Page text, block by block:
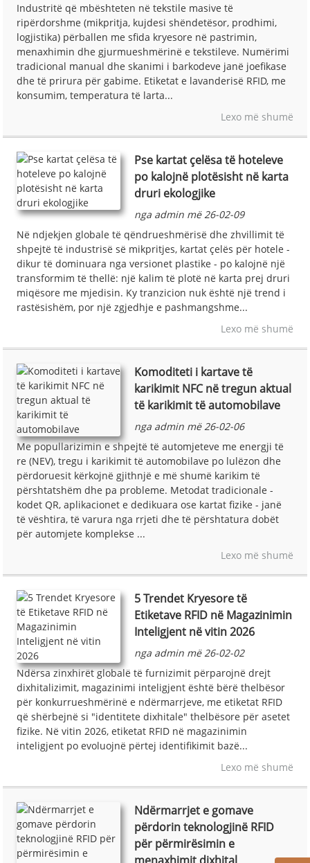
Industritë që mbështeten në tekstile masive të
ripërdorshme (mikpritja, kujdesi shëndetësor, prodhimi,
logjistika) përballen me sfida kryesore në pastrimin,
menaxhimin dhe gjurmueshmërinë e tekstileve. Numërimi
tradicional manual dhe skanimi i barkodeve janë joefikase
dhe të prirura për gabime. Etiketat e lavanderisë RFID, me
konsumim, temperatura të larta...
Lexo më shumë
Pse kartat çelësa të hoteleve
po kalojnë plotësisht në karta
druri ekologjike
nga admin më 26-02-09
Në ndjekjen globale të qëndrueshmërisë dhe zhvillimit të
shpejtë të industrisë së mikpritjes, kartat çelës për hotele -
dikur të dominuara nga versionet plastike - po kalojnë një
transformim të thellë: një kalim të plotë në karta prej druri
miqësore me mjedisin. Ky tranzicion nuk është një trend i
rastësishëm, por një zgjedhje e pashmangshme...
Lexo më shumë
Komoditeti i kartave të
karikimit NFC në tregun aktual
të karikimit të automobilave
nga admin më 26-02-06
Me popullarizimin e shpejtë të automjeteve me energji të
re (NEV), tregu i karikimit të automobilave po lulëzon dhe
përdoruesit kërkojnë gjithnjë e më shumë karikim të
përshtatshëm dhe pa probleme. Metodat tradicionale -
kodet QR, aplikacionet e dedikuara ose kartat fizike - janë
të vështira, të varura nga rrjeti dhe të përshtatura dobët
për automjete komplekse ...
Lexo më shumë
5 Trendet Kryesore të
Etiketave RFID në Magazinimin
Inteligjent në vitin 2026
nga admin më 26-02-02
Ndërsa zinxhirët globalë të furnizimit përparojnë drejt
dixhitalizimit, magazinimi inteligjent është bërë thelbësor
për konkurrueshmërinë e ndërmarrjeve, me etiketat RFID
që shërbejnë si "identitete dixhitale" thelbësore për asetet
fizike. Në vitin 2026, etiketat RFID në magazinimin
inteligjent po evoluojnë përtej identifikimit bazë...
Lexo më shumë
Ndërmarrjet e gomave
përdorin teknologjinë RFID
për përmirësimin e